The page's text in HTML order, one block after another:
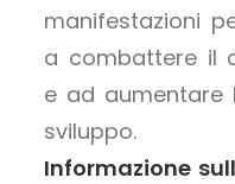
manifestazioni
a combattere il
e ad aumentare
sviluppo.
Informazione